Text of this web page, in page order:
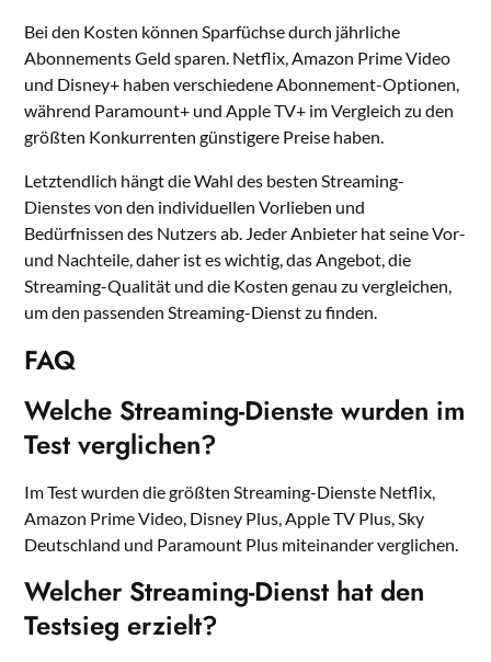
Bei den Kosten können Sparfüchse durch jährliche
Abonnements Geld sparen. Netflix, Amazon Prime Video
und Disney+ haben verschiedene Abonnement-Optionen,
während Paramount+ und Apple TV+ im Vergleich zu den
größten Konkurrenten günstigere Preise haben.
Letztendlich hängt die Wahl des besten Streaming-
Dienstes von den individuellen Vorlieben und
Bedürfnissen des Nutzers ab. Jeder Anbieter hat seine Vor-
und Nachteile, daher ist es wichtig, das Angebot, die
Streaming-Qualität und die Kosten genau zu vergleichen,
um den passenden Streaming-Dienst zu finden.
FAQ
Welche Streaming-Dienste wurden im
Test verglichen?
Im Test wurden die größten Streaming-Dienste Netflix,
Amazon Prime Video, Disney Plus, Apple TV Plus, Sky
Deutschland und Paramount Plus miteinander verglichen.
Welcher Streaming-Dienst hat den
Testsieg erzielt?